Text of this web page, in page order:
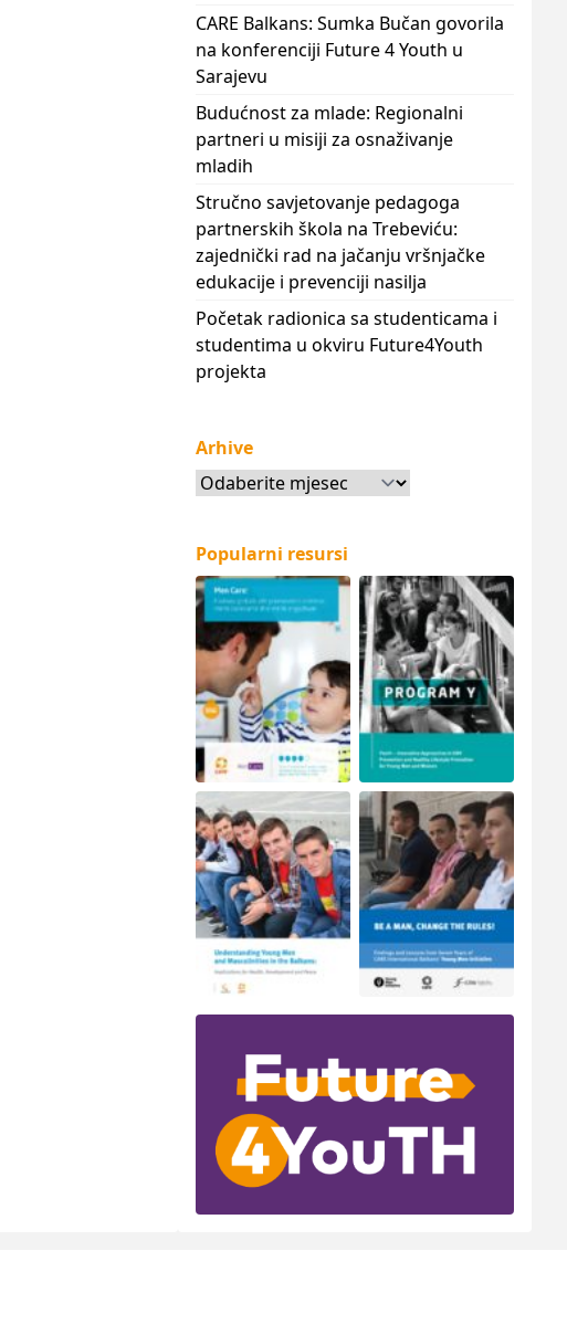
CARE Balkans: Sumka Bučan govorila
na konferenciji Future 4 Youth u
Sarajevu
Budućnost za mlade: Regionalni
partneri u misiji za osnaživanje
mladih
Stručno savjetovanje pedagoga
partnerskih škola na Trebeviću:
zajednički rad na jačanju vršnjačke
edukacije i prevenciji nasilja
Početak radionica sa studenticama i
studentima u okviru Future4Youth
projekta
Arhive
Arhive
Popularni resursi